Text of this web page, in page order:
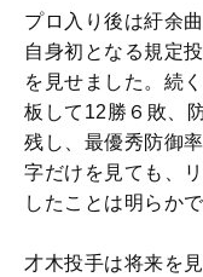
プロ入り後は紆余
自身初となる規定
を見せました。続
板して12勝６敗、
残し、最優秀防御
字だけを見ても、
したことは明らかで
才木投手は将来を